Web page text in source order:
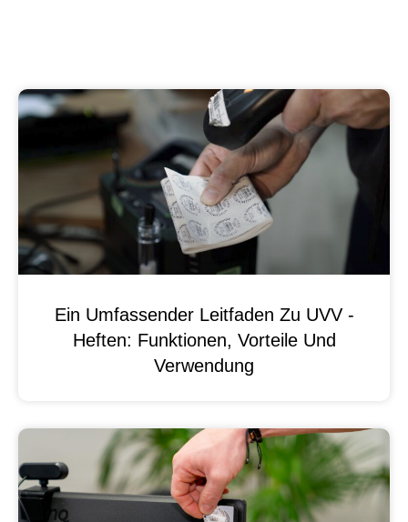
Ein Umfassender Leitfaden Zu UVV -
Heften: Funktionen, Vorteile Und
Verwendung